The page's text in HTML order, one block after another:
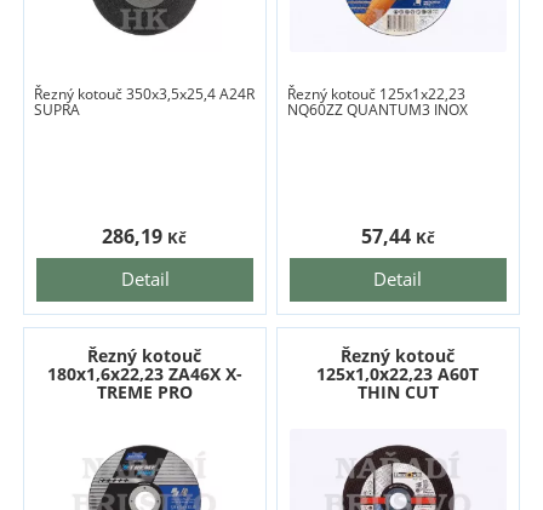
Řezný kotouč 350x3,5x25,4 A24R
SUPRA
Detail
286,19 Kč
Řezný kotouč 125x1x22,23
NQ60ZZ QUANTUM3 INOX
Detail
57,44 Kč
Řezný kotouč
180x1,6x22,23 ZA46X X-
TREME PRO
Řezný kotouč
125x1,0x22,23 A60T
THIN CUT